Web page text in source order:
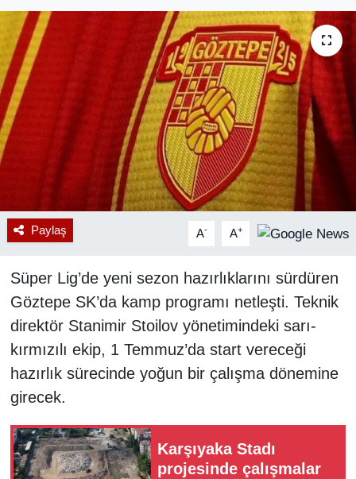
Paylaş A- A+
Süper Lig’de yeni sezon hazırlıklarını sürdüren
Göztepe SK’da kamp programı netleşti. Teknik
direktör Stanimir Stoilov yönetimindeki sarı-
kırmızılı ekip, 1 Temmuz’da start vereceği
hazırlık sürecinde yoğun bir çalışma dönemine
girecek.
Karşıyaka Stadı
projesinde çalışmalar